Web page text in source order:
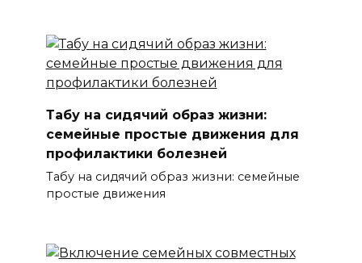
Табу на сидячий образ жизни:
семейные простые движения для
профилактики болезней
Табу на сидячий образ жизни: семейные
простые движения